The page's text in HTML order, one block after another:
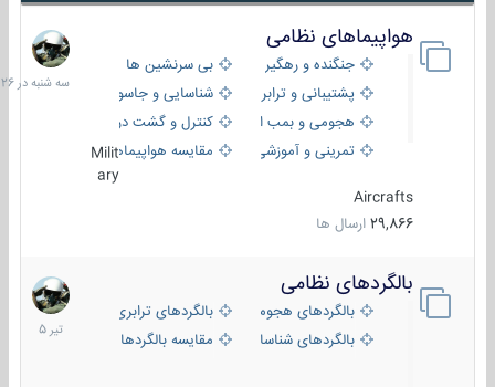
هواپیماهای نظامی
جنگنده و رهگیر
بی سرنشین ها
پشتیبانی و ترابری
شناسایی و جاسوسی
هجومی و بمب افکن
کنترل و گشت دریایی
تمرینی و آموزشی
مقایسه هواپیماهاMilit
ary
Aircrafts
29,866 ارسال ها
سه
شنبه
در
بالگردهای نظامی
بالگردهای هجومی
بالگردهای ترابری
بالگردهای شناسایی
مقایسه بالگردها
22
تیر
1405